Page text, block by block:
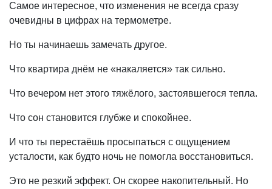
Самое интересное, что изменения не всегда сразу
очевидны в цифрах на термометре.
Но ты начинаешь замечать другое.
Что квартира днём не «накаляется» так сильно.
Что вечером нет этого тяжёлого, застоявшегося тепла.
Что сон становится глубже и спокойнее.
И что ты перестаёшь просыпаться с ощущением
усталости, как будто ночь не помогла восстановиться.
Это не резкий эффект. Он скорее накопительный. Но